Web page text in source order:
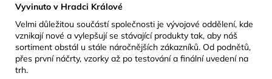
Vyvinuto v Hradci Králové
Velmi důležitou součástí společnosti je vývojové oddělení, kde
vznikají nové a vylepšují se stávající produkty tak, aby náš
sortiment obstál u stále náročnějších zákazníků. Od podnětů,
přes první náčrty, vzorky až po testování a finální uvedení na
trh.